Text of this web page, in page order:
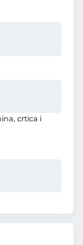
crtica i